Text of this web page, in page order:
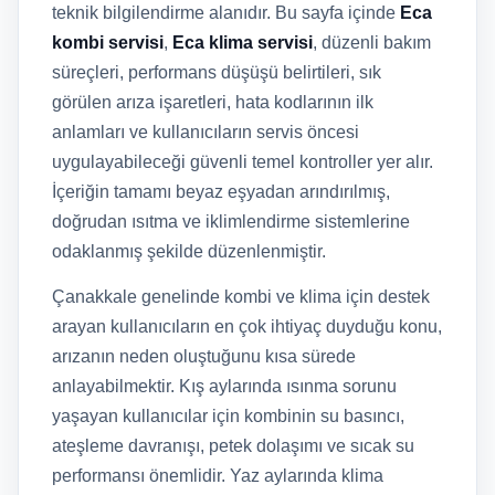
teknik bilgilendirme alanıdır. Bu sayfa içinde Eca
kombi servisi, Eca klima servisi, düzenli bakım
süreçleri, performans düşüşü belirtileri, sık
görülen arıza işaretleri, hata kodlarının ilk
anlamları ve kullanıcıların servis öncesi
uygulayabileceği güvenli temel kontroller yer alır.
İçeriğin tamamı beyaz eşyadan arındırılmış,
doğrudan ısıtma ve iklimlendirme sistemlerine
odaklanmış şekilde düzenlenmiştir.
Çanakkale genelinde kombi ve klima için destek
arayan kullanıcıların en çok ihtiyaç duyduğu konu,
arızanın neden oluştuğunu kısa sürede
anlayabilmektir. Kış aylarında ısınma sorunu
yaşayan kullanıcılar için kombinin su basıncı,
ateşleme davranışı, petek dolaşımı ve sıcak su
performansı önemlidir. Yaz aylarında klima